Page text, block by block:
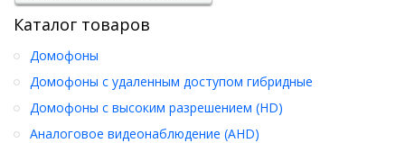
Каталог товаров
Домофоны
Домофоны с удаленным доступом гибридные
Домофоны с высоким разрешением (HD)
Аналоговое видеонаблюдение (AHD)